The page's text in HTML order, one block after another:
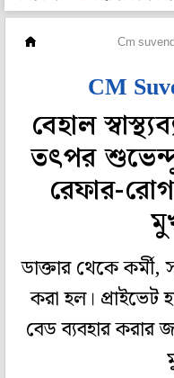
Cm
CM
বেহাল
তৎপর
রেফার-
ডাক্তার থেকে
করা হল। প্রাইভেট
বেড ব্যবহার করার